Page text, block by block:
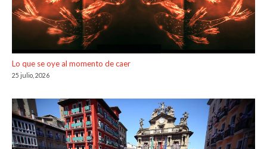
Lo que se oye al momento de caer
25 julio, 2026